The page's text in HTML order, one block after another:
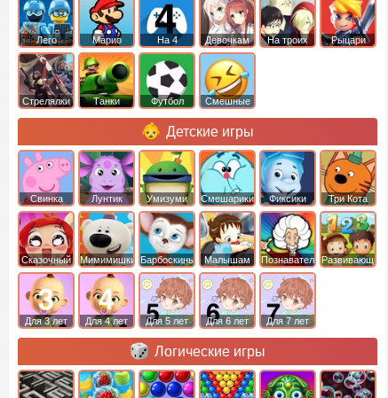
Лего Марио На 4 Девочкам На троих Рыцари
Стрелялки Танки Футбол Смешные
Детские игры
Свинка
Пеппа
Лунтик Умизуми Смешарики Фиксики Три Кота
Сказочный
патруль
Мимимишки Барбоскины Малышам ПознавательныеРазвивающие
Для 3 лет Для 4 лет Для 5 лет Для 6 лет Для 7 лет
Логические игры